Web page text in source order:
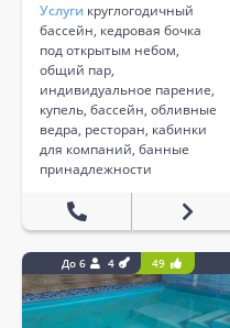
Услуги круглогодичный
бассейн, кедровая бочка
под открытым небом,
общий пар,
индивидуальное парение,
купель, бассейн, обливные
ведра, ресторан, кабинки
для компаний, банные
принадлежности
До 6 4 49